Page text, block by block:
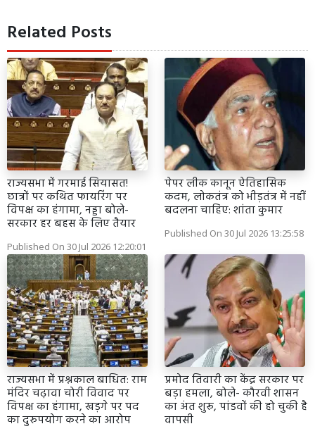
Related Posts
राज्यसभा में गरमाई सियासत!
छात्रों पर कथित फायरिंग पर
विपक्ष का हंगामा, नड्डा बोले-
सरकार हर बहस के लिए तैयार
Published On 30 Jul 2026 12:20:01
पेपर लीक कानून ऐतिहासिक
कदम, लोकतंत्र को भीड़तंत्र में नहीं
बदलना चाहिए: शांता कुमार
Published On 30 Jul 2026 13:25:58
राज्यसभा में प्रश्नकाल बाधित: राम
मंदिर चढ़ावा चोरी विवाद पर
विपक्ष का हंगामा, खड़गे पर पद
का दुरुपयोग करने का आरोप
प्रमोद तिवारी का केंद्र सरकार पर
बड़ा हमला, बोले- कौरवी शासन
का अंत शुरू, पांडवों की हो चुकी है
वापसी